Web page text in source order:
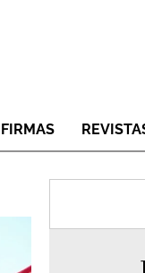
FIRMAS